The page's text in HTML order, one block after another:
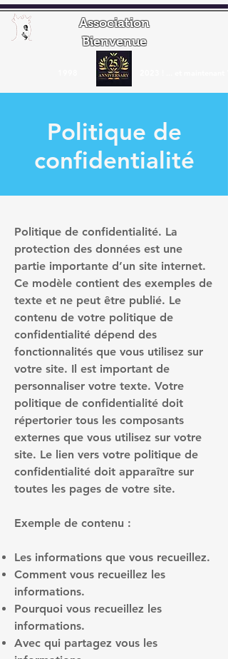
Association
Bienvenue
Politique de
confidentialité
Politique de confidentialité. La
protection des données est une
partie importante d’un site internet.
Ce modèle contient des exemples de
texte et ne peut être publié. Le
contenu de votre politique de
confidentialité dépend des
fonctionnalités que vous utilisez sur
votre site. Il est important de
personnaliser votre texte. Votre
politique de confidentialité doit
répertorier tous les composants
externes que vous utilisez sur votre
site. Le lien vers votre politique de
confidentialité doit apparaître sur
toutes les pages de votre site.
Exemple de contenu :
Les informations que vous recueillez.
Comment vous recueillez les
informations.
Pourquoi vous recueillez les
informations.
Avec qui partagez vous les